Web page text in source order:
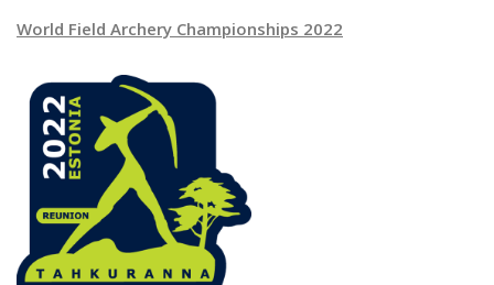
World Field Archery Championships 2022